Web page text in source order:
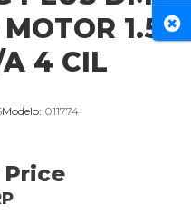
1.5
4 CIL
Modelo: 011774
Price